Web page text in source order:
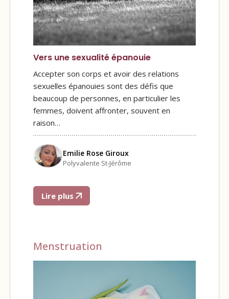
Vers une sexualité épanouie
Accepter son corps et avoir des relations
sexuelles épanouies sont des défis que
beaucoup de personnes, en particulier les
femmes, doivent affronter, souvent en
raison…
Emilie Rose Giroux
Polyvalente St-Jérôme
Lire plus
Menstruation